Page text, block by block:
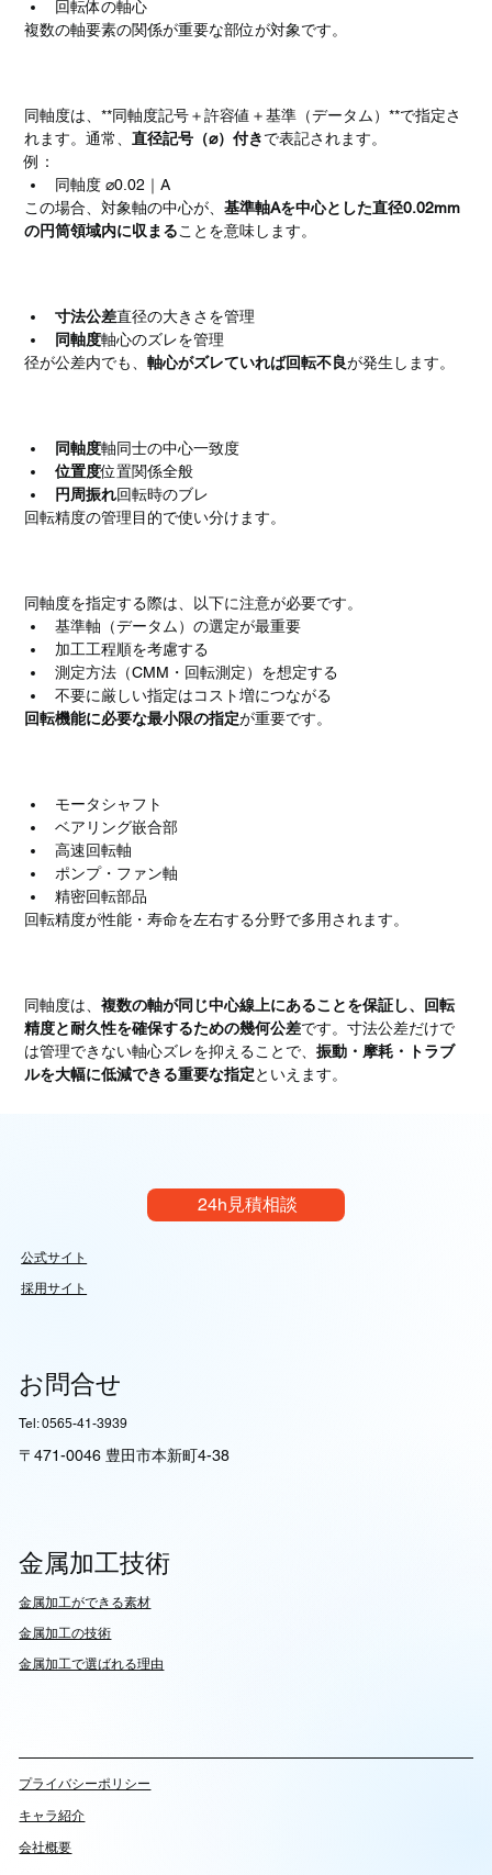
回転体の軸心
複数の軸要素の関係が重要な部位が対象です。
同軸度は、**同軸度記号＋許容値＋基準（データム）**で指定さ
れます。通常、直径記号（⌀）付きで表記されます。
例：
同軸度 ⌀0.02｜A
この場合、対象軸の中心が、基準軸Aを中心とした直径0.02mm
の円筒領域内に収まることを意味します。
寸法公差直径の大きさを管理
同軸度軸心のズレを管理
径が公差内でも、軸心がズレていれば回転不良が発生します。
同軸度軸同士の中心一致度
位置度位置関係全般
円周振れ回転時のブレ
回転精度の管理目的で使い分けます。
同軸度を指定する際は、以下に注意が必要です。
基準軸（データム）の選定が最重要
加工工程順を考慮する
測定方法（CMM・回転測定）を想定する
不要に厳しい指定はコスト増につながる
回転機能に必要な最小限の指定が重要です。
モータシャフト
ベアリング嵌合部
高速回転軸
ポンプ・ファン軸
精密回転部品
回転精度が性能・寿命を左右する分野で多用されます。
同軸度は、複数の軸が同じ中心線上にあることを保証し、回転
精度と耐久性を確保するための幾何公差です。寸法公差だけで
は管理できない軸心ズレを抑えることで、振動・摩耗・トラブ
ルを大幅に低減できる重要な指定といえます。
24h見積相談
公式サイト
採用サイト
お問合せ
Tel: 0565-41-3939
〒471-0046 豊田市本新町4-38
金属加工技術
​金属加工ができる素材
​金属加工の技術
金属加工で選ばれる理由
​プライバシーポリシー
キャラ紹介
会社概要